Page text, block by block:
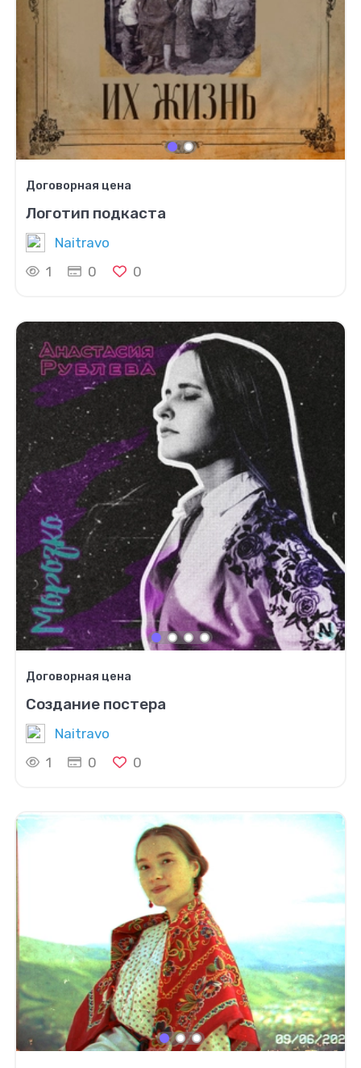
Договорная цена
Логотип подкаста
Naitravo
1
0 0
Договорная цена
Создание постера
Naitravo
1
0 0